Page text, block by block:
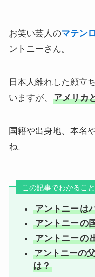
お笑い芸人のマテン
ントニーさん。
日本人離れした顔立
いますが、 アメリカ
国籍や出身地、本名
ね。
この記事でわかること
アントニーは
アントニーの
アントニーの
アントニーの
は？